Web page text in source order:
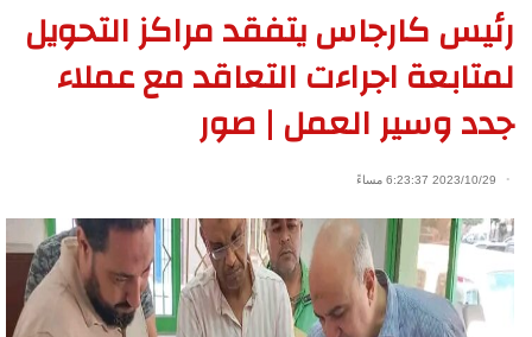
رئيس كارجاس يتفقد مراكز التحويل
لمتابعة اجراءت التعاقد مع عملاء
جدد وسير العمل | صور
2023/10/29 6:23:37 مساءً